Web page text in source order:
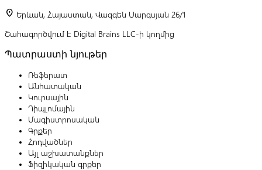
location_on Երևան, Հայաստան, Վազգեն Սարգսյան 26/1
Շահագործվում է Digital Brains LLC-ի կողմից
Պատրաստի նյութեր
Ռեֆերատ
Անհատական
Կուրսային
Դիպլոմային
Մագիստրոսական
Գրքեր
Հոդվածներ
Այլ աշխատանքներ
Ֆիզիկական գրքեր